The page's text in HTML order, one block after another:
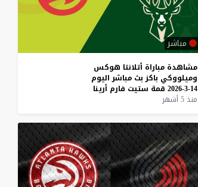
مباشر
مشاهدة مباراة أتلانتا هوكس
وميلووكي باكز بث مباشر اليوم
14-3-2026
قمة ستيت فارم أرينا
منذ 5 أشهر